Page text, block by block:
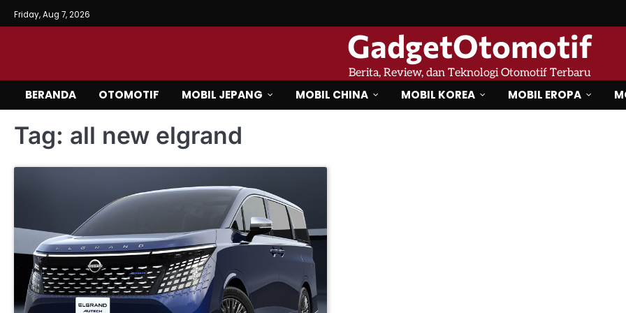
Skip
to
Friday, Aug 7, 2026
GadgetOtomotif
Berita, Review, dan Teknologi Otomotif Terbaru
BERANDA OTOMOTIF MOBIL JEPANG MOBIL CHINA MOBIL KOREA MOBIL EROPA
Tag: all new elgrand